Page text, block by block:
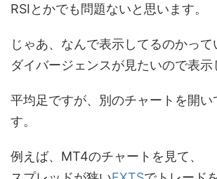
RSIとかでも問題ないと思います。
じゃあ、なんで表示してるのかって
ダイバージェンスが見たいので表示
平均足ですが、別のチャートを開い
す。
例えば、MT4のチャートを見て、